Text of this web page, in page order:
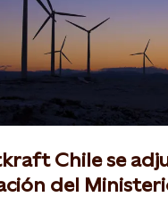
Chile se
del